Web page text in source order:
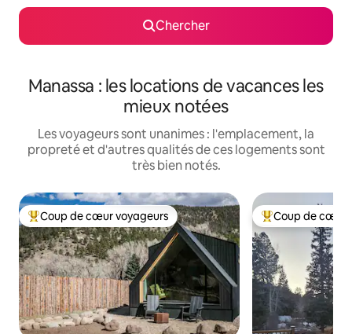
Chercher
Manassa : les locations de vacances les
mieux notées
Les voyageurs sont unanimes : l'emplacement, la
propreté et d'autres qualités de ces logements sont
très bien notés.
Coup de cœur voyageurs parmi les plus aimés
Coup de cœur voyageurs Coup de cœur
Coup de cœur